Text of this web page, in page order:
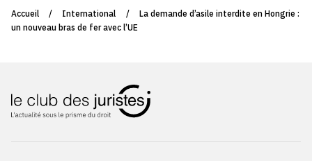
Accueil / International /
La demande d’asile interdite en Hongrie :
un nouveau bras de fer avec l’UE